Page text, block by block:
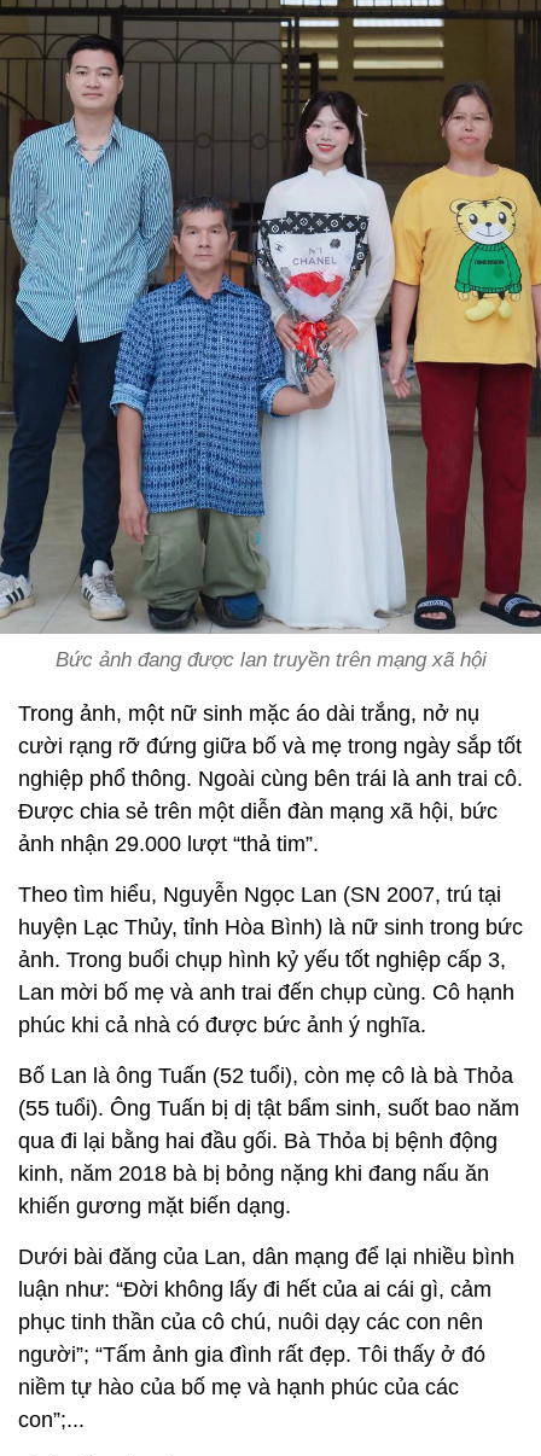
Bức ảnh đang được lan truyền trên mạng xã hội
Trong ảnh, một nữ sinh mặc áo dài trắng, nở nụ
cười rạng rỡ đứng giữa bố và mẹ trong ngày sắp tốt
nghiệp phổ thông. Ngoài cùng bên trái là anh trai cô.
Được chia sẻ trên một diễn đàn mạng xã hội, bức
ảnh nhận 29.000 lượt “thả tim”.
Theo tìm hiểu, Nguyễn Ngọc Lan (SN 2007, trú tại
huyện Lạc Thủy, tỉnh Hòa Bình) là nữ sinh trong bức
ảnh. Trong buổi chụp hình kỷ yếu tốt nghiệp cấp 3,
Lan mời bố mẹ và anh trai đến chụp cùng. Cô hạnh
phúc khi cả nhà có được bức ảnh ý nghĩa.
Bố Lan là ông Tuấn (52 tuổi), còn mẹ cô là bà Thỏa
(55 tuổi). Ông Tuấn bị dị tật bẩm sinh, suốt bao năm
qua đi lại bằng hai đầu gối. Bà Thỏa bị bệnh động
kinh, năm 2018 bà bị bỏng nặng khi đang nấu ăn
khiến gương mặt biến dạng.
Dưới bài đăng của Lan, dân mạng để lại nhiều bình
luận như: “Đời không lấy đi hết của ai cái gì, cảm
phục tinh thần của cô chú, nuôi dạy các con nên
người”; “Tấm ảnh gia đình rất đẹp. Tôi thấy ở đó
niềm tự hào của bố mẹ và hạnh phúc của các
con”;...